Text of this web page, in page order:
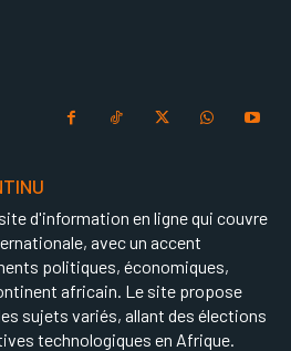
d'information en ligne qui couvre
avec un accent
politiques, économiques,
africain. Le site propose
sujets variés, allant des élections
technologiques en Afrique.